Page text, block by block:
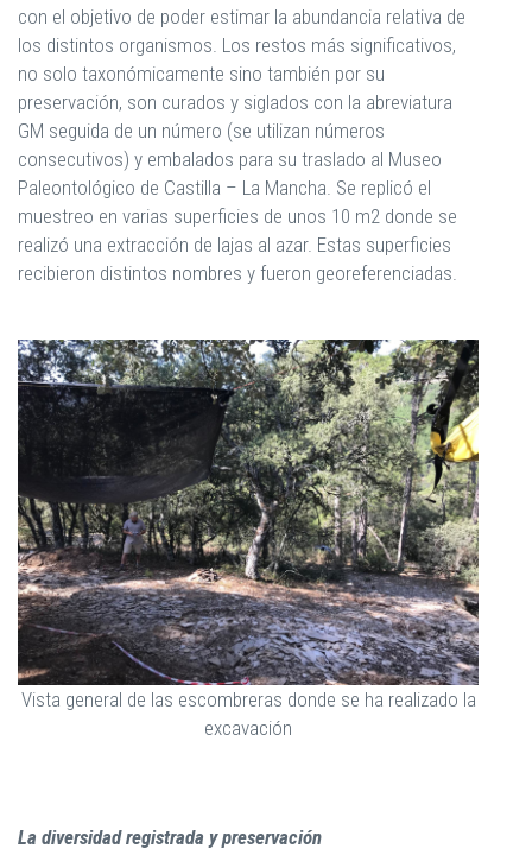
con el objetivo de poder estimar la abundancia relativa de
los distintos organismos. Los restos más significativos,
no solo taxonómicamente sino también por su
preservación, son curados y siglados con la abreviatura
GM seguida de un número (se utilizan números
consecutivos) y embalados para su traslado al Museo
Paleontológico de Castilla – La Mancha. Se replicó el
muestreo en varias superficies de unos 10 m2 donde se
realizó una extracción de lajas al azar. Estas superficies
recibieron distintos nombres y fueron georeferenciadas.
Vista general de las escombreras donde se ha realizado la
excavación
La diversidad registrada y preservación